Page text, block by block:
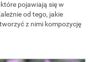
pojawiają się w
od tego, jakie
z nimi kompozycję